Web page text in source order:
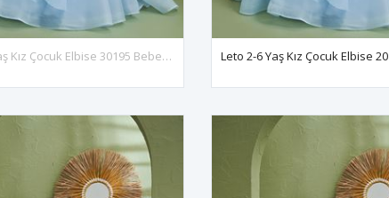
Leto 7-11 Yaş Kız Çocuk Elbise 30195 Bebe Mavi